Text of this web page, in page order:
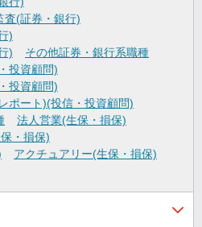
査(証券・銀行)
)
)
その他証券・銀行系職種
投資顧問)
投資顧問)
ポート)(投信・投資顧問)
法人営業(生保・損保)
・損保)
アクチュアリー(生保・損保)